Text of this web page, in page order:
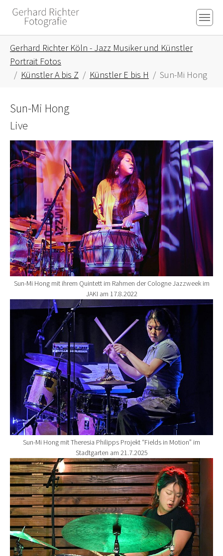
Skip to main content
Skip to page footer
Gerhard Richter Köln - Jazz Musiker und Künstler
Portrait Fotos
Künstler A bis Z
Künstler E bis H Sun-Mi Hong
Sun-Mi Hong
Live
Show larger version for:
Sun-Mi Hong mit ihrem Quintett im Rahmen der Cologne Jazzweek im
JAKI am 17.8.2022
Show larger version for:
Sun-Mi Hong mit Theresia Philipps Projekt “Fields in Motion” im
Stadtgarten am 21.7.2025
Show larger version for: